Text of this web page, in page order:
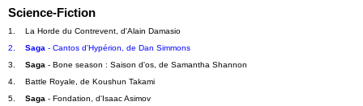
Science-Fiction
1.    La Horde du Contrevent, d'Alain Damasio
2. Saga - Cantos d'Hypérion, de Dan Simmons
3. Saga - Bone season : Saison d'os, de Samantha Shannon
4.    Battle Royale, de Koushun Takami
5. Saga - Fondation, d'Isaac Asimov